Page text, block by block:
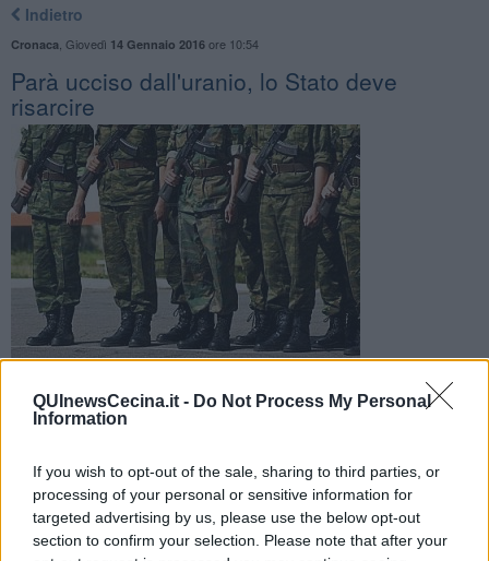
QUInewsCecina.it - Do Not Process My Personal
Information
If you wish to opt-out of the sale, sharing to third parties, or
processing of your personal or sensitive information for
targeted advertising by us, please use the below opt-out
section to confirm your selection. Please note that after your
Indietro
Cronaca Giovedì 14 Gennaio 2016ore 10:54
Parà ucciso dall'uranio, lo Stato deve
risarcire
I militari in missione non sarebbero stati protetti a dovere. La
sentenza di condanna è stata emessa dal Tribunale di Firenze
ROSIGNANO M.MO —Lo Stato dovrà risarcire la vedova e la figlia